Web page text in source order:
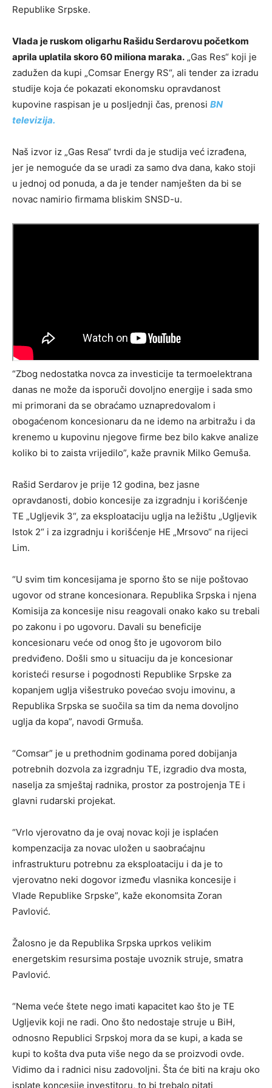
Republike Srpske.
Vlada je ruskom oligarhu Rašidu Serdarovu početkom
aprila uplatila skoro 60 miliona maraka. „Gas Res“ koji je
zadužen da kupi „Comsar Energy RS“, ali tender za izradu
studije koja će pokazati ekonomsku opravdanost
kupovine raspisan je u posljednji čas, prenosi BN
televizija.
Naš izvor iz „Gas Resa“ tvrdi da je studija već izrađena,
jer je nemoguće da se uradi za samo dva dana, kako stoji
u jednoj od ponuda, a da je tender namješten da bi se
novac namirio firmama bliskim SNSD-u.
“Zbog nedostatka novca za investicije ta termoelektrana
danas ne može da isporuči dovoljno energije i sada smo
mi primorani da se obraćamo uznapredovalom i
obogaćenom koncesionaru da ne idemo na arbitražu i da
krenemo u kupovinu njegove firme bez bilo kakve analize
koliko bi to zaista vrijedilo”, kaže pravnik Milko Gemuša.
Rašid Serdarov je prije 12 godina, bez jasne
opravdanosti, dobio koncesije za izgradnju i korišćenje
TE „Ugljevik 3“, za eksploataciju uglja na ležištu „Ugljevik
Istok 2“ i za izgradnju i korišćenje HE „Mrsovo“ na rijeci
Lim.
“U svim tim koncesijama je sporno što se nije poštovao
ugovor od strane koncesionara. Republika Srpska i njena
Komisija za koncesije nisu reagovali onako kako su trebali
po zakonu i po ugovoru. Davali su beneficije
koncesionaru veće od onog što je ugovorom bilo
predviđeno. Došli smo u situaciju da je koncesionar
koristeći resurse i pogodnosti Republike Srpske za
kopanjem uglja višestruko povećao svoju imovinu, a
Republika Srpska se suočila sa tim da nema dovoljno
uglja da kopa”, navodi Grmuša.
“Comsar” je u prethodnim godinama pored dobijanja
potrebnih dozvola za izgradnju TE, izgradio dva mosta,
naselja za smještaj radnika, prostor za postrojenja TE i
glavni rudarski projekat.
“Vrlo vjerovatno da je ovaj novac koji je isplaćen
kompenzacija za novac uložen u saobraćajnu
infrastrukturu potrebnu za eksploataciju i da je to
vjerovatno neki dogovor između vlasnika koncesije i
Vlade Republike Srpske”, kaže ekonomsita Zoran
Pavlović.
Žalosno je da Republika Srpska uprkos velikim
energetskim resursima postaje uvoznik struje, smatra
Pavlović.
“Nema veće štete nego imati kapacitet kao što je TE
Ugljevik koji ne radi. Ono što nedostaje struje u BiH,
odnosno Republici Srpskoj mora da se kupi, a kada se
kupi to košta dva puta više nego da se proizvodi ovde.
Vidimo da i radnici nisu zadovoljni. Šta će biti na kraju oko
isplate koncesije investitoru, to bi trebalo pitati